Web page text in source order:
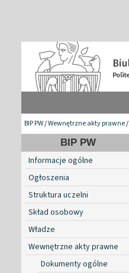
BIP PW/Wewnętrzne akty prawne/
BIP PW
Informacje ogólne
Ogłoszenia
Struktura uczelni
Skład osobowy
Władze
Wewnętrzne akty prawne
Dokumenty ogólne